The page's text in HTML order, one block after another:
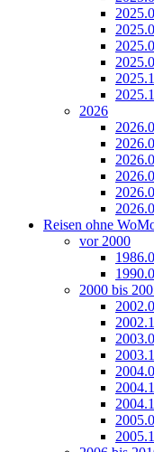
2026
Reisen ohne
vor 2000
2000 bis